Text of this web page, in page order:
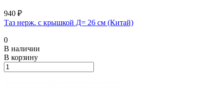
940 ₽
Таз нерж. с крышкой Д= 26 см (Китай)
0
В наличии
В корзину